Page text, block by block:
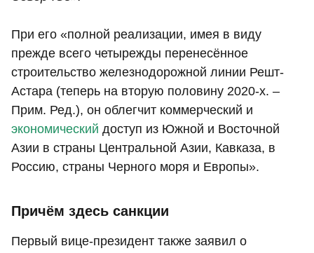
При его «полной реализации, имея в виду
прежде всего четырежды перенесённое
строительство железнодорожной линии Решт-
Астара (теперь на вторую половину 2020-х. –
Прим. Ред.), он облегчит коммерческий и
экономический доступ из Южной и Восточной
Азии в страны Центральной Азии, Кавказа, в
Россию, страны Черного моря и Европы».
Причём здесь санкции
Первый вице-президент также заявил о